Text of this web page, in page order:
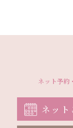
ネット予約
ネット